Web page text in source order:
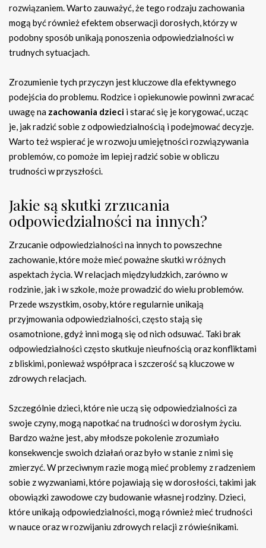
rozwiązaniem. Warto zauważyć, że tego rodzaju zachowania
mogą być również efektem obserwacji dorosłych, którzy w
podobny sposób unikają ponoszenia odpowiedzialności w
trudnych sytuacjach.
Zrozumienie tych przyczyn jest kluczowe dla efektywnego
podejścia do problemu. Rodzice i opiekunowie powinni zwracać
uwagę na zachowania dzieci i starać się je korygować, ucząc
je, jak radzić sobie z odpowiedzialnością i podejmować decyzje.
Warto też wspierać je w rozwoju umiejętności rozwiązywania
problemów, co pomoże im lepiej radzić sobie w obliczu
trudności w przyszłości.
Jakie są skutki zrzucania
odpowiedzialności na innych?
Zrzucanie odpowiedzialności na innych to powszechne
zachowanie, które może mieć poważne skutki w różnych
aspektach życia. W relacjach międzyludzkich, zarówno w
rodzinie, jak i w szkole, może prowadzić do wielu problemów.
Przede wszystkim, osoby, które regularnie unikają
przyjmowania odpowiedzialności, często stają się
osamotnione, gdyż inni mogą się od nich odsuwać. Taki brak
odpowiedzialności często skutkuje nieufnością oraz konfliktami
z bliskimi, ponieważ współpraca i szczerość są kluczowe w
zdrowych relacjach.
Szczególnie dzieci, które nie uczą się odpowiedzialności za
swoje czyny, mogą napotkać na trudności w dorosłym życiu.
Bardzo ważne jest, aby młodsze pokolenie zrozumiało
konsekwencje swoich działań oraz było w stanie z nimi się
zmierzyć. W przeciwnym razie mogą mieć problemy z radzeniem
sobie z wyzwaniami, które pojawiają się w dorosłości, takimi jak
obowiązki zawodowe czy budowanie własnej rodziny. Dzieci,
które unikają odpowiedzialności, mogą również mieć trudności
w nauce oraz w rozwijaniu zdrowych relacji z rówieśnikami.